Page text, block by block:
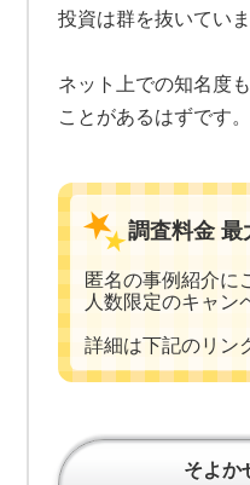
投資は群を抜いていま
ネット上での知名度
ことがあるはずです。
調査料金 最
匿名の事例紹介に
人数限定のキャン
詳細は下記のリン
そよか